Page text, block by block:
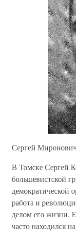
Сергей
В Томске Сергей
большевистской
демократической
работа и
делом его жизни.
часто находился